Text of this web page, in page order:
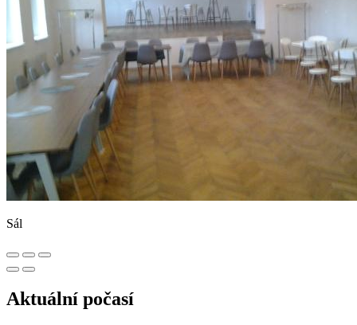
Sál
Aktuální počasí